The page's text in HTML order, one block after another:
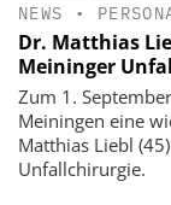
NEWS •
Dr. Matthias
Meininger
Zum 1.
Meiningen eine
Matthias Liebl
Unfallchirurgie.